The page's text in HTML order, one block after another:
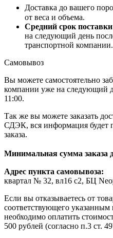
Доставка до вашего
от веса и объема.
Средний срок
на следующий день
транспортной компании.
Самовывоз
Вы можете самостоятельно
компании уже на следующий
11:00.
Так же вы можете заказать
СДЭК, вся информация будет
заказа.
Минимальная сумма заказа
Адрес пункта самовывоза:
квартал № 32, вл16 с2, БЦ
Если вы отказываетесь от
соответствующего указанным
необходимо оплатить
500 рублей (согласно п.3 ст.